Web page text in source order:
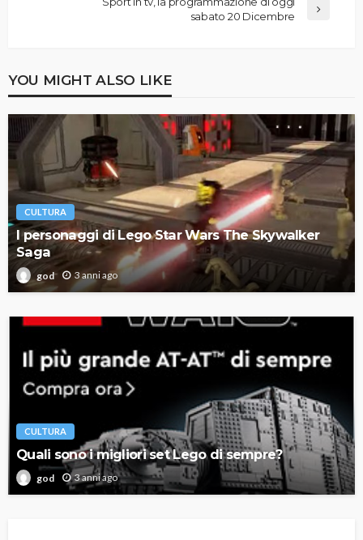
sabato 20 Dicembre
YOU MIGHT ALSO LIKE
CULTURA
I personaggi di Lego Star Wars The Skywalker
Saga
god 3 anni ago
CULTURA
Quali sono i migliori set Lego di sempre?
god 3 anni ago